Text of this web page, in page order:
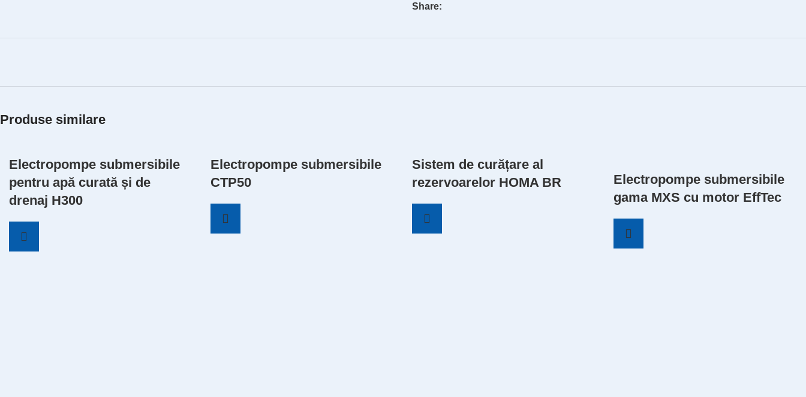
Share:
Produse similare
Electropompe submersibile
pentru apă curată și de
drenaj H300
Electropompe submersibile
CTP50
Sistem de curățare al
rezervoarelor HOMA BR
Electropompe submersibile
gama MXS cu motor EffTec